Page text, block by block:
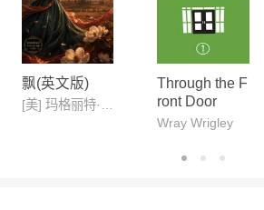
飘(英文版)
[美] 玛格丽特·米切尔
Through the F
ront Door
Wray Wrigley